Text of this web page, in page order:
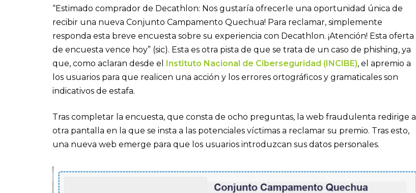
“Estimado comprador de Decathlon: Nos gustaría ofrecerle una oportunidad única de
recibir una nueva Conjunto Campamento Quechua! Para reclamar, simplemente
responda esta breve encuesta sobre su experiencia con Decathlon. ¡Atención! Esta oferta
de encuesta vence hoy” (sic). Esta es otra pista de que se trata de un caso de phishing, ya
que, como aclaran desde el Instituto Nacional de Ciberseguridad (INCIBE), el apremio a
los usuarios para que realicen una acción y los errores ortográficos y gramaticales son
indicativos de estafa.
Tras completar la encuesta, que consta de ocho preguntas, la web fraudulenta redirige a
otra pantalla en la que se insta a las potenciales víctimas a reclamar su premio. Tras esto,
una nueva web emerge para que los usuarios introduzcan sus datos personales.